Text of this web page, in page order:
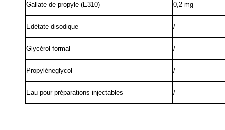
Gallate de propyle (E310) 0,2 mg
Edétate disodique /
Glycérol formal /
Propylèneglycol /
Eau pour préparations injectables /